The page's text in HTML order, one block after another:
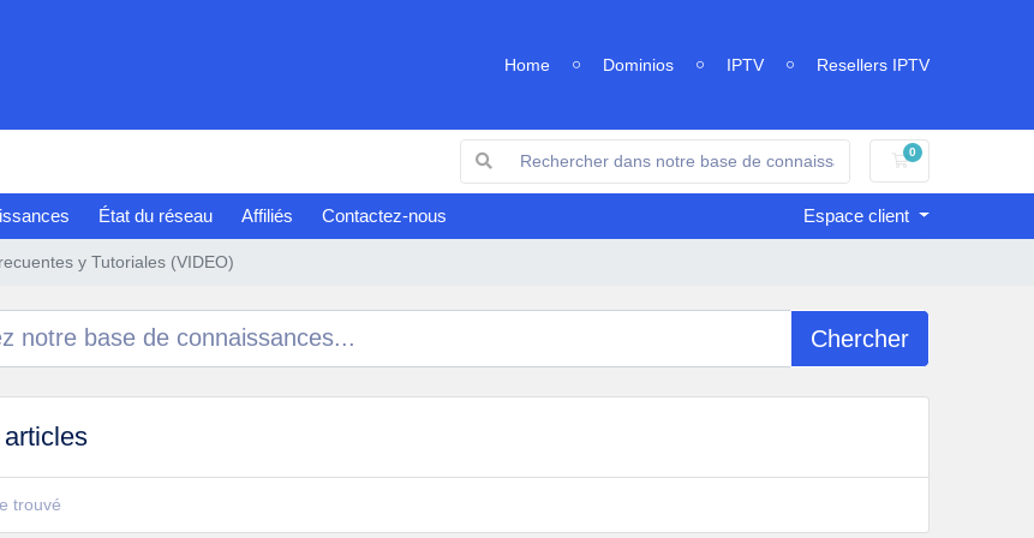
Home Dominios IPTV Resellers IPTV
0
Votre panier
État du réseau Affiliés Contactez-nous Espace client
y Tutoriales (VIDEO)
Chercher
trouvé